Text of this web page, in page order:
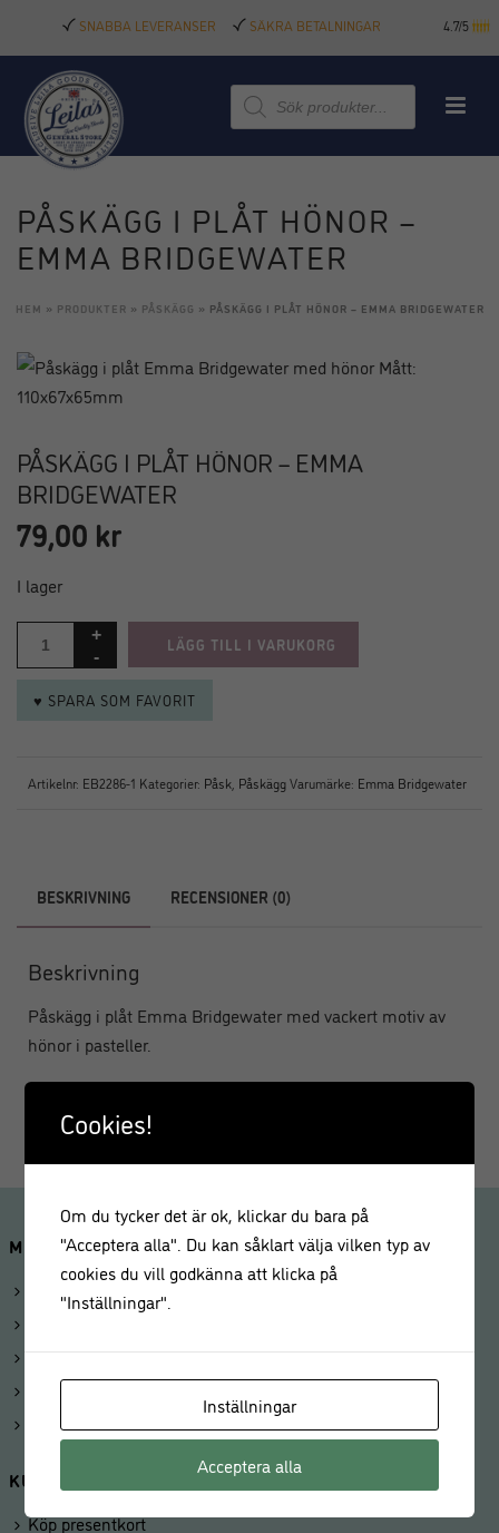
SNABBA LEVERANSER SÄKRA BETALNINGAR 4.7/5
Produktsökning
PÅSKÄGG I PLÅT HÖNOR –
EMMA BRIDGEWATER
HEM » PRODUKTER » PÅSKÄGG » PÅSKÄGG I PLÅT HÖNOR – EMMA BRIDGEWATER
PÅSKÄGG I PLÅT HÖNOR – EMMA
BRIDGEWATER
79,00 kr
I lager
LÄGG TILL I VARUKORG
♥ SPARA SOM FAVORIT
Artikelnr: EB2286-1 Kategorier: Påsk PåskäggVarumärke: Emma Bridgewater
BESKRIVNING RECENSIONER (0)
Beskrivning
Påskägg i plåt Emma Bridgewater med vackert motiv av
hönor i pasteller.
MINA SIDOR
Beställningar
Kunduppgifter
Våra butiker
KUNDSERVICE
Köp presentkort
Cookies!
Om du tycker det är ok, klickar du bara på
"Acceptera alla". Du kan såklart välja vilken typ av
cookies du vill godkänna att klicka på
"Inställningar".
Inställningar
Acceptera alla